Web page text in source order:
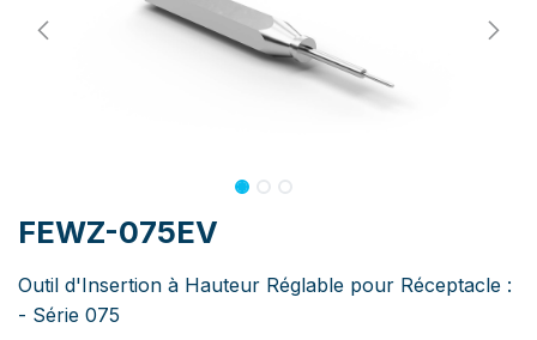
FEWZ-075EV
Outil d'Insertion à Hauteur Réglable pour Réceptacle :
- Série 075